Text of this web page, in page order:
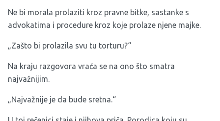
Ne bi morala prolaziti kroz pravne bitke, sastanke s
advokatima i procedure kroz koje prolaze njene majke.
„Zašto bi prolazila svu tu torturu?“
Na kraju razgovora vraća se na ono što smatra
najvažnijim.
„Najvažnije je da bude sretna.“